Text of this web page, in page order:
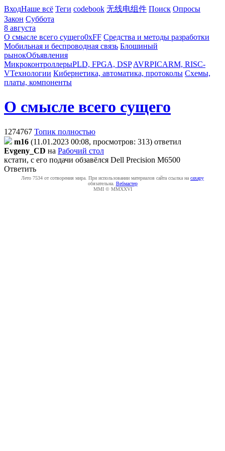
ВходНаше всё Теги codebook 无线电组件 Поиск Опросы
Закон Суббота
8 августа
О смысле всего сущего0xFF Средства и методы разработки
Мобильная и беспроводная связь Блошиный
рынокОбъявления
МикроконтроллерыPLD, FPGA, DSP AVRPICARM, RISC-
VТехнологии Кибернетика, автоматика, протоколы Схемы,
платы, компоненты
О смысле всего сущего
1274767 Топик полностью
m16 (11.01.2023 00:08, просмотров: 313) ответил
Evgeny_CD на Рабочий стол
кстати, с его подачи обзавёлся Dell Precision M6500
Ответить
Лето 7534 от сотворения мира. При использовании материалов сайта ссылка на caxapу
обязательна. Вебмастер
MMI © MMXXVI